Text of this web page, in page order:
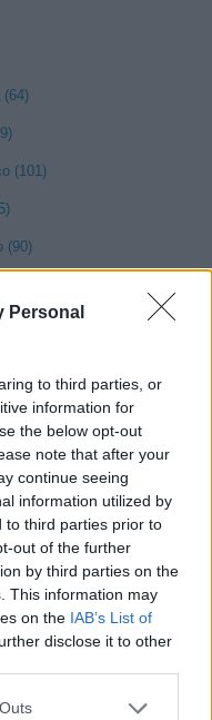
Personal
to third parties, or
information for
the below opt-out
note that after your
continue seeing
information utilized by
to third parties prior to
out of the further
by third parties on the
This information may
on the IAB’s List of
disclose it to other
(64)
(101)
(90)
(239)
(4)